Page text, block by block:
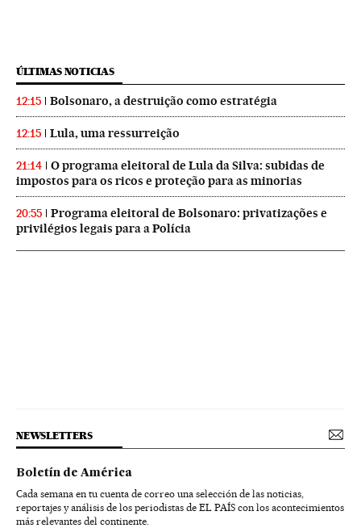
ÚLTIMAS NOTICIAS
12:15 Bolsonaro, a destruição como estratégia
12:15 Lula, uma ressurreição
21:14
O programa eleitoral de Lula da Silva: subidas de
impostos para os ricos e proteção para as minorias
20:55
Programa eleitoral de Bolsonaro: privatizações e
privilégios legais para a Polícia
NEWSLETTERS
Boletín de América
Cada semana en tu cuenta de correo una selección de las noticias,
reportajes y análisis de los periodistas de EL PAÍS con los acontecimientos
más relevantes del continente.